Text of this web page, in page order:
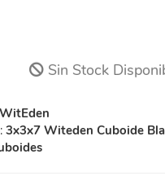
Sin Stock
WitEden
3x3x7 Witeden Cuboide